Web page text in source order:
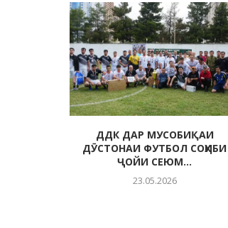
ДДК ДАР МУСОБИҚАИ
ДӮСТОНАИ ФУТБОЛ СОҲИБИ
ҶОЙИ СЕЮМ...
23.05.2026